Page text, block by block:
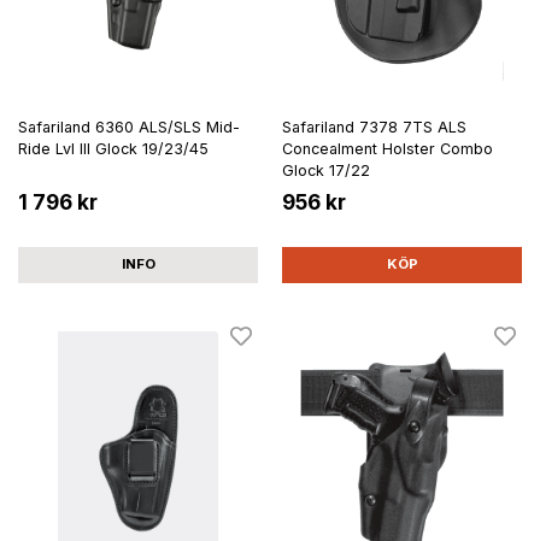
Safariland 6360 ALS/SLS Mid-
Ride Lvl III Glock 19/23/45
1 796 kr
INFO
Safariland 7378 7TS ALS
Concealment Holster Combo
Glock 17/22
956 kr
KÖP